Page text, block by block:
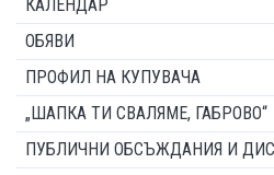
КАЛЕНДАР
ОБЯВИ
ПРОФИЛ НА КУПУВАЧА
„ШАПКА ТИ СВАЛЯМЕ, ГАБРОВО“
ПУБЛИЧНИ ОБСЪЖДАНИЯ И